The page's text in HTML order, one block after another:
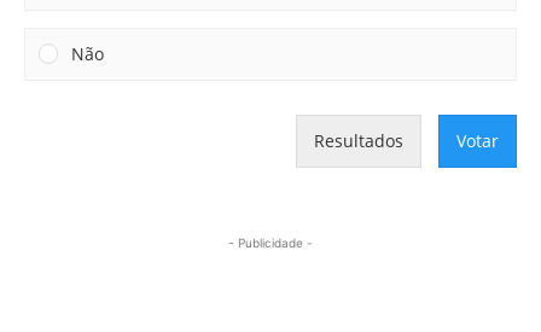
Não
Resultados Votar
- Publicidade -